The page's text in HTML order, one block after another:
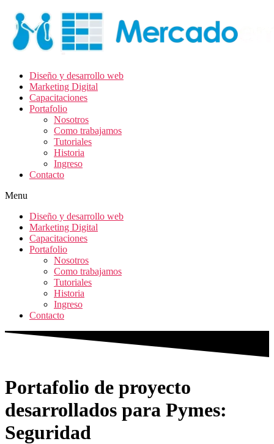
Diseño y desarrollo web
Marketing Digital
Capacitaciones
Portafolio
Nosotros
Como trabajamos
Tutoriales
Historia
Ingreso
Contacto
Menu
Diseño y desarrollo web
Marketing Digital
Capacitaciones
Portafolio
Nosotros
Como trabajamos
Tutoriales
Historia
Ingreso
Contacto
Portafolio de proyecto
desarrollados para Pymes:
Seguridad